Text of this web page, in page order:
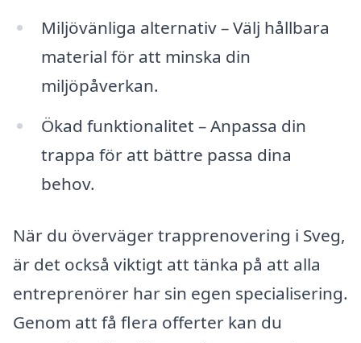
Miljövänliga alternativ – Välj hållbara
material för att minska din
miljöpåverkan.
Ökad funktionalitet – Anpassa din
trappa för att bättre passa dina
behov.
När du överväger trapprenovering i Sveg,
är det också viktigt att tänka på att alla
entreprenörer har sin egen specialisering.
Genom att få flera offerter kan du